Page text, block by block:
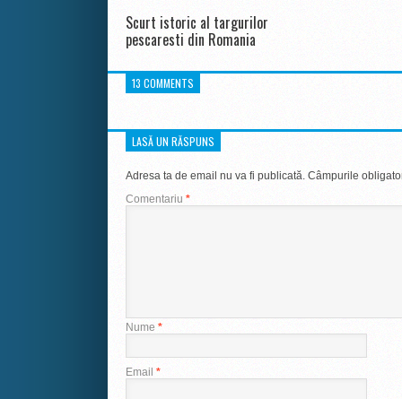
Scurt istoric al targurilor
pescaresti din Romania
13 COMMENTS
LASĂ UN RĂSPUNS
Adresa ta de email nu va fi publicată. Câmpurile
Comentariu *
Nume *
Email *